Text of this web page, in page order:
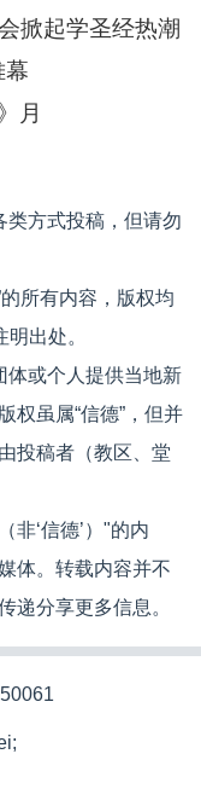
掀起学圣经热潮
幕
月
类方式投稿，但请勿
所有内容，版权均
出处。
体或个人提供当地新
权虽属“信德”，但并
投稿者（教区、堂
非‘信德’）"的内
体。转载内容并不
递分享更多信息。